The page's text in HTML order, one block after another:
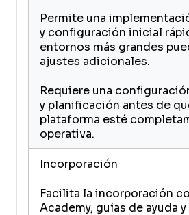
Permite una
y configuración inicial
entornos más grandes
ajustes adicionales.
Requiere una
y planificación antes de
plataforma esté
operativa.
Incorporación
Facilita la incorporación
Academy, guías de ayuda